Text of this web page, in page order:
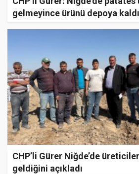
gelmeyince ürünü depoya
CHP’li Gürer Niğde’de
geldiğini açıkladı